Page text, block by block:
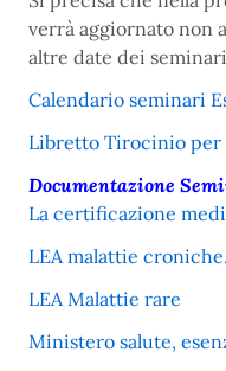
verrà aggiornato non
altre date dei seminari
Calendario seminari
Libretto Tirocinio per
Documentazione
La certificazione
LEA malattie
LEA Malattie rare
Ministero salute,